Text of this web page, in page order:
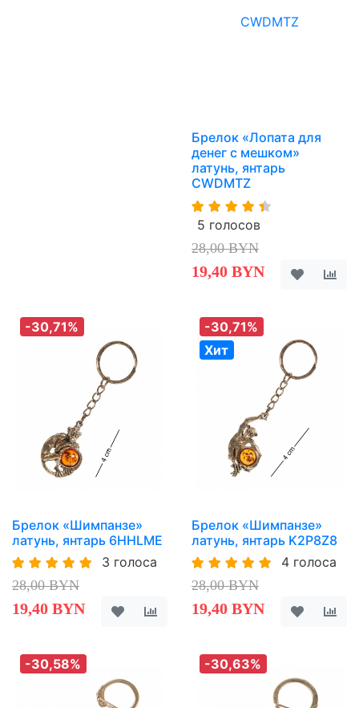
Брелок «Лопата для
денег с мешком»
латунь, янтарь
CWDMTZ
5 голосов
28,00 BYN
19,40 BYN
-30,71%
Брелок «Шимпанзе»
латунь, янтарь 6HHLME
3 голоса
28,00 BYN
19,40 BYN
-30,71%
Хит
Брелок «Шимпанзе»
латунь, янтарь K2P8Z8
4 голоса
28,00 BYN
19,40 BYN
-30,58% -30,63%